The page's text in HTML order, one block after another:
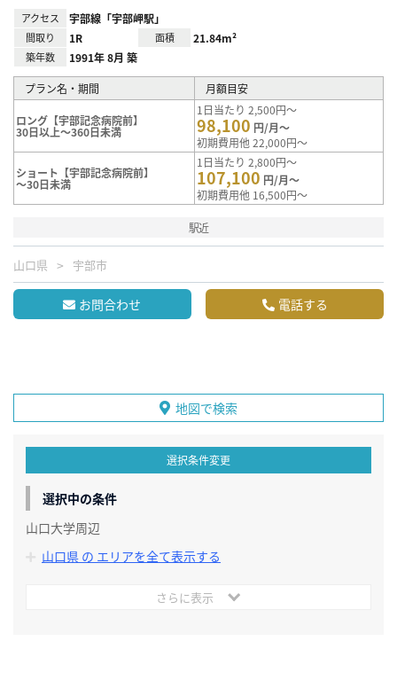
アクセス 宇部線「宇部岬駅」
間取り 1R 面積 21.84m²
築年数 1991年 8月 築
プラン名・期間 月額目安
ロング【宇部記念病院前】
30日以上～360日未満
1日当たり 2,500円～
98,100 円/月～
初期費用他 22,000円～
ショート【宇部記念病院前】
～30日未満
1日当たり 2,800円～
107,100 円/月～
初期費用他 16,500円～
駅近
山口県 宇部市
お問合わせ 電話する
地図で検索
選択条件変更
選択中の条件
山口大学周辺
山口県 の エリアを全て表示する
さらに表示